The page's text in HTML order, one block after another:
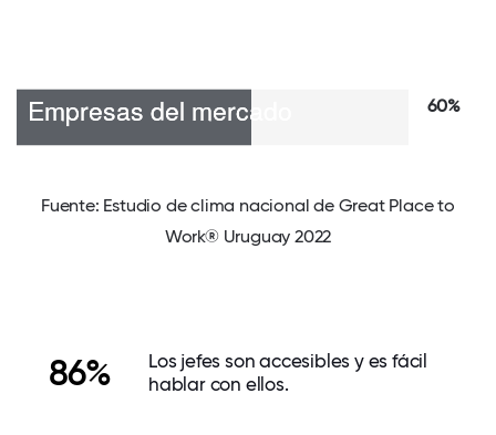
60%
Fuente: Estudio de clima nacional de Great Place to
Work® Uruguay 2022
86%
Los jefes son accesibles y es fácil
hablar con ellos.